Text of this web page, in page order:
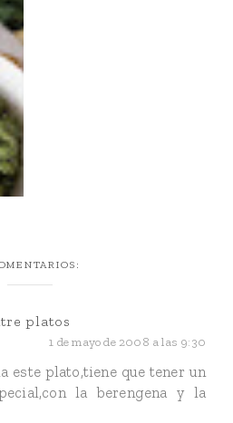
platos
1 de mayo de 2008 a las 9:30
este plato,tiene que tener un
la berengena y la